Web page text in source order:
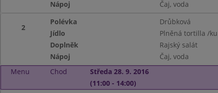
Nápoj
Čaj, voda
2
Polévka
Drůbková
Jídlo
Plněná tortilla /
Doplněk
Rajský salát
Nápoj
Čaj, voda
Menu
Chod
Středa 28. 9. 2016
(11:00 - 14:00)